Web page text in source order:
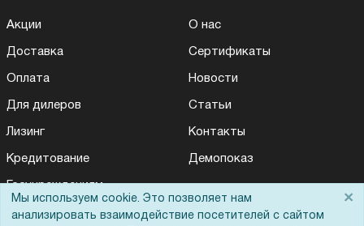
Акции
Доставка
Оплата
Для дилеров
Лизинг
Кредитование
Госучреждениям
Тендеры
О нас
Сертификаты
Новости
Статьи
Контакты
Демопоказ
Мы используем cookie. Это позволяет нам
анализировать взаимодействие посетителей с сайтом
×